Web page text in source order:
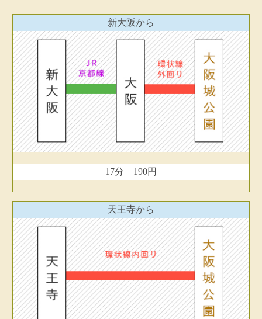
新大阪から
17分 190円
天王寺から